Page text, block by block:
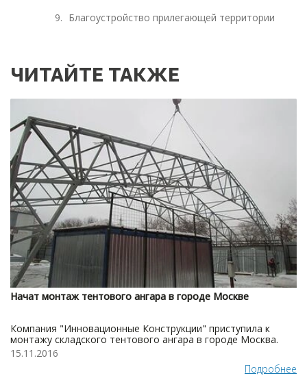
Благоустройство прилегающей территории
ЧИТАЙТЕ ТАКЖЕ
Начат монтаж тентового ангара в городе Москве
Компания "Инновационные Конструкции" приступила к
монтажу складского тентового ангара в городе Москва.
15.11.2016
Подробнее